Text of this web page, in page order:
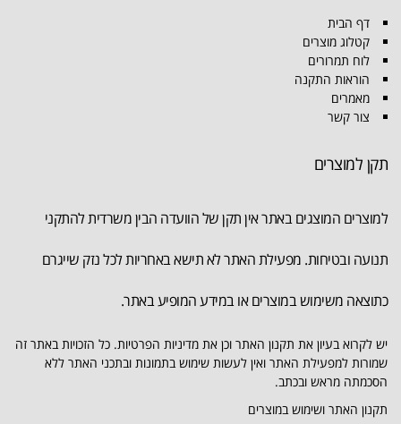
דף הבית
קטלוג מוצרים
לוח תמרורים
הוראות התקנה
מאמרים
צור קשר
תקן למוצרים
למוצרים המוצגים באתר אין תקן של הוועדה הבין משרדית להתקני
תנועה ובטיחות. מפעילת האתר לא תישא באחריות לכל נזק שייגרם
כתוצאה משימוש במוצרים או במידע המופיע באתר.
יש לקרוא בעיון את תקנון האתר וכן את מדיניות הפרטיות. כל הזכויות באתר זה
שמורות למפעילת האתר ואין לעשות שימוש בתמונות ובתכני האתר ללא
הסכמתה מראש ובכתב.
תקנון האתר ושימוש במוצרים